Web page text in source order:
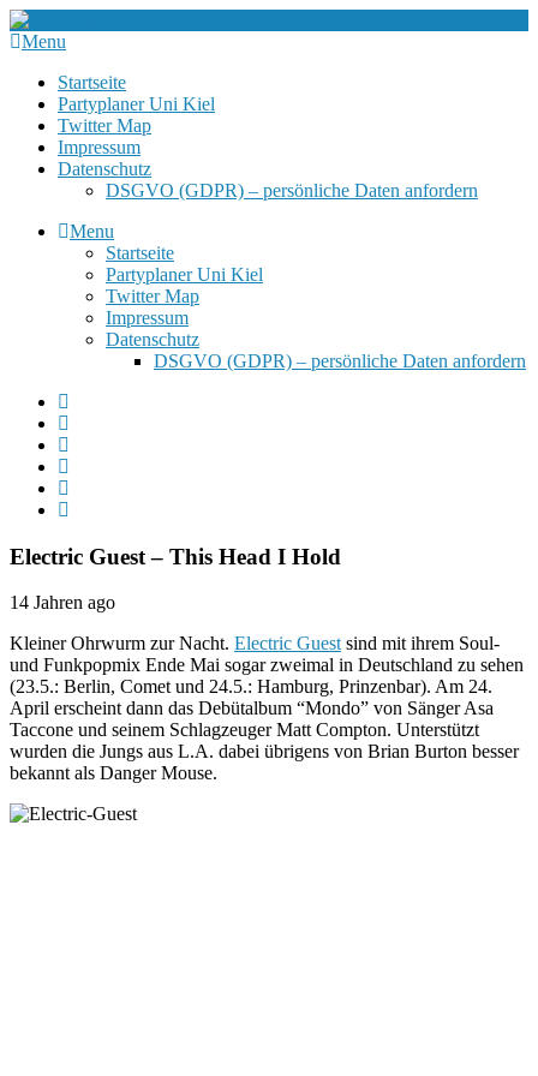
Menu
Startseite
Partyplaner Uni Kiel
Twitter Map
Impressum
Datenschutz
DSGVO (GDPR) – persönliche Daten anfordern
Menu
Startseite
Partyplaner Uni Kiel
Twitter Map
Impressum
Datenschutz
DSGVO (GDPR) – persönliche Daten anfordern
Electric Guest – This Head I Hold
14 Jahren ago
Kleiner Ohrwurm zur Nacht. Electric Guestsind mit ihrem Soul-
und Funkpopmix Ende Mai sogar zweimal in Deutschland zu sehen
(23.5.: Berlin, Comet und 24.5.: Hamburg, Prinzenbar). Am 24.
April erscheint dann das Debütalbum “Mondo” von Sänger Asa
Taccone und seinem Schlagzeuger Matt Compton. Unterstützt
wurden die Jungs aus L.A. dabei übrigens von Brian Burton besser
bekannt als Danger Mouse.